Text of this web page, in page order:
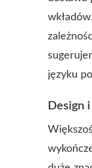
języku
Design